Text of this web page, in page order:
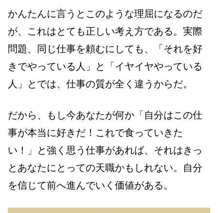
かんたんに言うとこのような理屈になるのだ
が、これはとても正しい考え方である。実際
問題、同じ仕事を頼むにしても、「それを好
きでやっている人」と「イヤイヤやっている
人」とでは、仕事の質が全く違うからだ。
だから、もし今あなたが何か「自分はこの仕
事が本当に好きだ！これで食っていきた
い！」と強く思う仕事があれば、それはきっ
とあなたにとっての天職かもしれない。自分
を信じて前へ進んでいく価値がある。